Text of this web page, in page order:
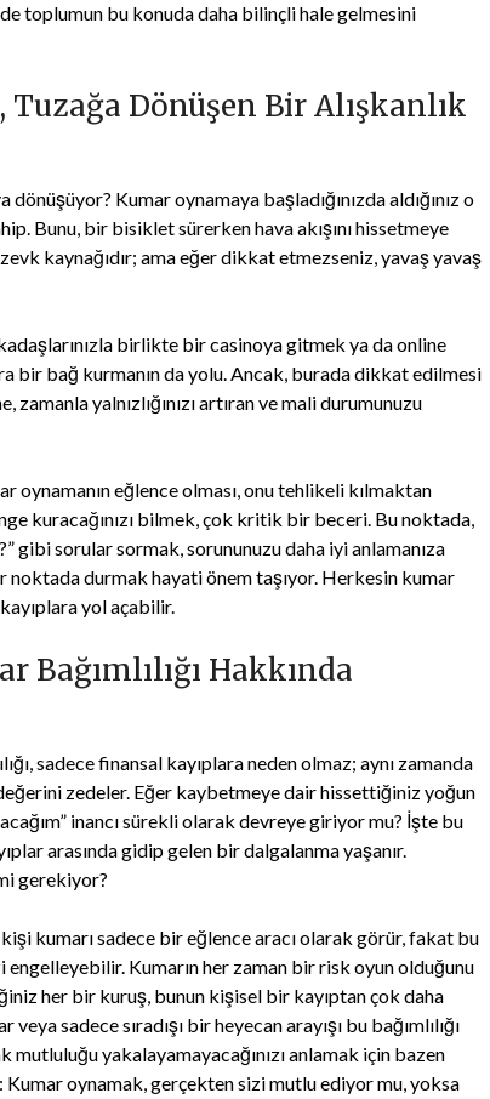
toplumun bu konuda daha bilinçli hale gelmesini
Tuzağa Dönüşen Bir Alışkanlık
Kumar oynamaya başladığınızda aldığınız o
Bunu, bir bisiklet sürerken hava akışını hissetmeye
kaynağıdır; ama eğer dikkat etmezseniz, yavaş yavaş
birlikte bir casinoya gitmek ya da online
bir bağ kurmanın da yolu. Ancak, burada dikkat edilmesi
yalnızlığınızı artıran ve mali durumunuzu
oynamanın eğlence olması, onu tehlikeli kılmaktan
kuracağınızı bilmek, çok kritik bir beceri. Bu noktada,
gibi sorular sormak, sorununuzu daha iyi anlamanıza
noktada durmak hayati önem taşıyor. Herkesin kumar
yol açabilir.
Bağımlılığı Hakkında
sadece finansal kayıplara neden olmaz; aynı zamanda
zedeler. Eğer kaybetmeye dair hissettiğiniz yoğun
inancı sürekli olarak devreye giriyor mu? İşte bu
arasında gidip gelen bir dalgalanma yaşanır.
gerekiyor?
kumarı sadece bir eğlence aracı olarak görür, fakat bu
engelleyebilir. Kumarın her zaman bir risk oyun olduğunu
her bir kuruş, bunun kişisel bir kayıptan çok daha
sadece sıradışı bir heyecan arayışı bu bağımlılığı
yakalayamayacağınızı anlamak için bazen
Kumar oynamak, gerçekten sizi mutlu ediyor mu, yoksa